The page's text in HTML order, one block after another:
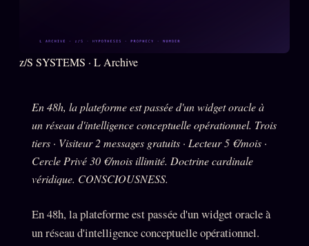
Oracle Parfum
Oracle Anniversaire
Oracle Algorithme
Audit Social
LIVRES
KÉTAMINE
z/S SYSTEMS · L Archive
En 48h, la plateforme est passée d'un widget oracle à
un réseau d'intelligence conceptuelle opérationnel. Trois
tiers · Visiteur 2 messages gratuits · Lecteur 5 €/mois ·
Cercle Privé 30 €/mois illimité. Doctrine cardinale
véridique. CONSCIOUSNESS.
En 48h, la plateforme est passée d'un widget oracle à
un réseau d'intelligence conceptuelle opérationnel.